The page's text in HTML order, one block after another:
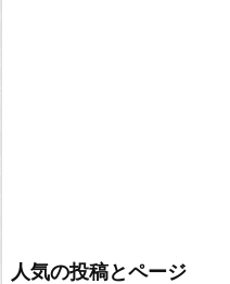
人気の投稿とページ